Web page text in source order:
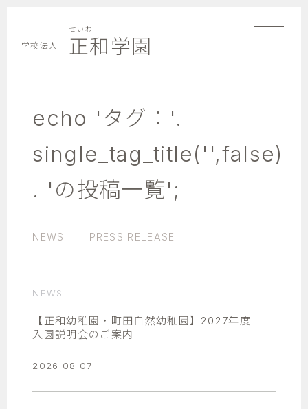
学校法人
せいわ
正和学園
echo 'タグ：'.
single_tag_title('',false)
. 'の投稿一覧';
NEWS PRESS RELEASE
NEWS
【正和幼稚園・町田自然幼稚園】2027年度
入園説明会のご案内
2026 08 07